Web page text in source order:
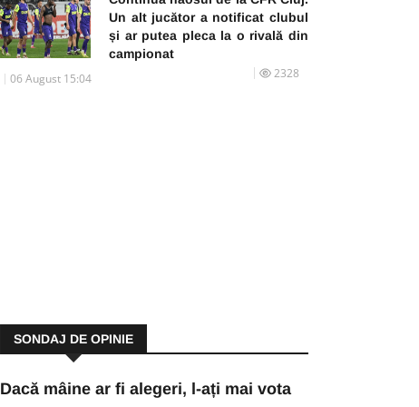
Un alt jucător a notificat clubul
și ar putea pleca la o rivală din
campionat
06 August 15:04 2328
SONDAJ DE OPINIE
Dacă mâine ar fi alegeri, l-ați mai vota